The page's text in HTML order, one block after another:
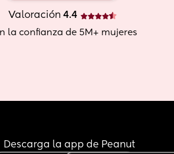
Valoración 4.4
la confianza de 5M+ mujeres
Descarga la app de Peanut